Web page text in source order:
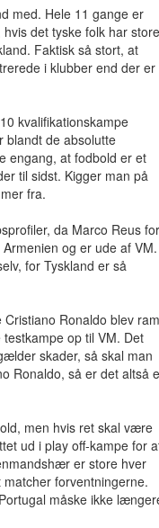
med. Hele 11 gange er
det tyske folk har store
Faktisk så stort, at
i klubber end der er
kvalifikationskampe
blandt de absolutte
engang, at fodbold er et
til sidst. Kigger man på
fra.
da Marco Reus for
og er ude af VM.
for Tyskland er så
Ronaldo blev
op til VM. Det
skader, så skal man
Ronaldo, så er det altså
men hvis ret skal være
ud i play off-kampe for
er store hver
forventningerne.
måske ikke